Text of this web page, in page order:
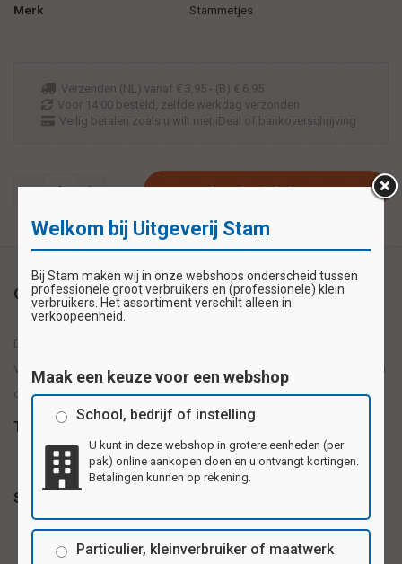
Merk Stammetjes
Verzenden (NL) vanaf € 3,95 - (B) € 6,95
Voor 14:00 besteld, zelfde werkdag verzonden
Veilig betalen zoals u wilt met iDeal of bankoverschrijving
Plaats in winkelwagen
Omschrijving
De papieren plakfiguren zijn erg leuk om mee te werken en te knutselen.
Vrolijke kleuren en diverse vormen, op ambachtelijke wijze, gemaakt van
ongegomd glanspapier. Inhoud: 200 stuks
Tags
Specificaties
Welkom bij Uitgeverij Stam
Bij Stam maken wij in onze webshops onderscheid tussen
professionele groot verbruikers en (professionele) klein
verbruikers. Het assortiment verschilt alleen in
verkoopeenheid.
Maak een keuze voor een webshop
School, bedrijf of instelling
U kunt in deze webshop in grotere eenheden (per
pak) online aankopen doen en u ontvangt kortingen.
Betalingen kunnen op rekening.
Particulier, kleinverbruiker of maatwerk